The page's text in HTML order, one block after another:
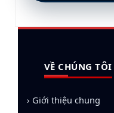
VỀ CHÚNG TÔI
› Giới thiệu chung